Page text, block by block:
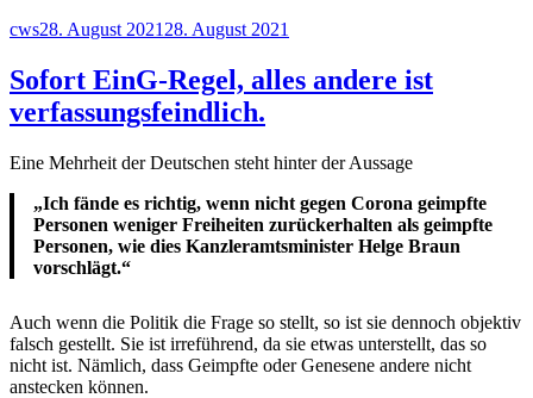
Autor
cwsVeröffentlicht
28. August 2021 28. August 2021
Sofort EinG-Regel, alles andere ist
verfassungsfeindlich.
Eine Mehrheit der Deutschen steht hinter der Aussage
„Ich fände es richtig, wenn nicht gegen Corona geimpfte
Personen weniger Freiheiten zurückerhalten als geimpfte
Personen, wie dies Kanzleramtsminister Helge Braun
vorschlägt.“
Auch wenn die Politik die Frage so stellt, so ist sie dennoch objektiv
falsch gestellt. Sie ist irreführend, da sie etwas unterstellt, das so
nicht ist. Nämlich, dass Geimpfte oder Genesene andere nicht
anstecken können.